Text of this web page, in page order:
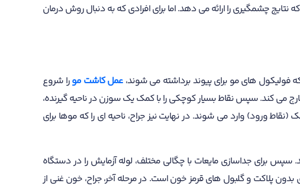
نتایج چشمگیری را ارائه می دهد. اما برای افرادی که به دنبال روش درمان
فولیکول های مو برای پیوند برداشته می شوند، عمل کاشت مورا شروع
می کند. سپس نقاط بسیار کوچکی را با کمک یک سوزن در ناحیه گیرنده،
ورود) وارد می شوند. در نهایت نیز جراح، ناحیه ای را که موها برای
برای جداسازی مایعات با چگالی مختلف، لوله آزمایش را در دستگاه
پلاکت و گلبول های قرمز خون است. در مرحله آخر، جراح، خون غنی از